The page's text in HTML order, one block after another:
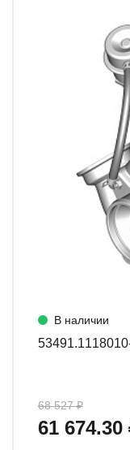
В наличии
68 527 ₽
61 674.30